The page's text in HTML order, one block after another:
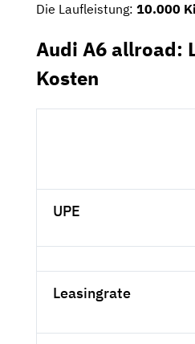
Die Laufleistung: 10.000
Audi A6 allroad:
Kosten
UPE
Leasingrate